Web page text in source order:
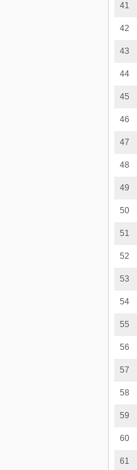
41
42
43
44
45
46
47
48
49
50
51
52
53
54
55
56
57
58
59
60
61